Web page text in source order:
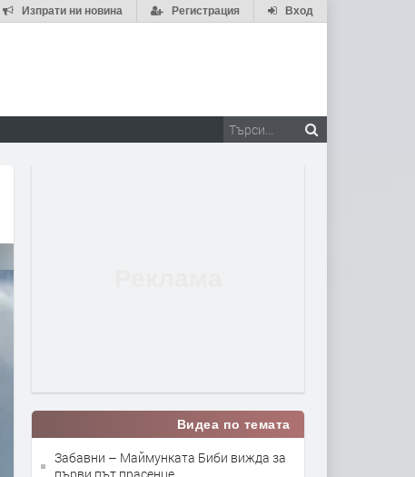
Вход
Регистрация
Изпрати ни новина
Видеа по темата
Забавни – Маймунката Биби вижда за